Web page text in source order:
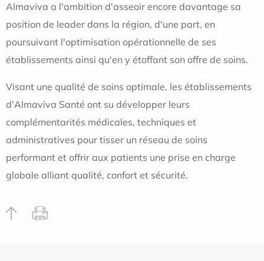
Almaviva a l'ambition d'asseoir encore davantage sa
position de leader dans la région, d'une part, en
poursuivant l'optimisation opérationnelle de ses
établissements ainsi qu'en y étoffant son offre de soins.
Visant une qualité de soins optimale, les établissements
d'Almaviva Santé ont su développer leurs
complémentarités médicales, techniques et
administratives pour tisser un réseau de soins
performant et offrir aux patients une prise en charge
globale alliant qualité, confort et sécurité.